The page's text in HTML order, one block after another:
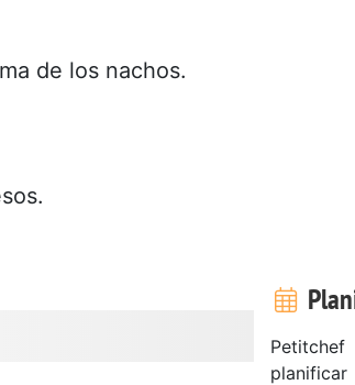
de los nachos.